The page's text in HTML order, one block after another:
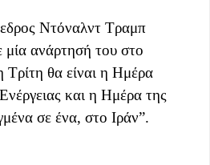
Ντόναλντ Τραμπ
μία ανάρτησή του στο
Τρίτη θα είναι η Ημέρα
και η Ημέρα της
σε ένα, στο Ιράν”.